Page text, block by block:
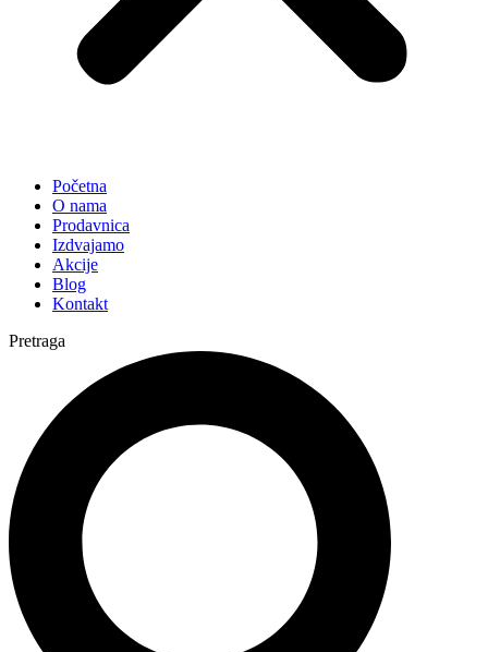
Početna
O nama
Prodavnica
Izdvajamo
Akcije
Blog
Kontakt
Pretraga